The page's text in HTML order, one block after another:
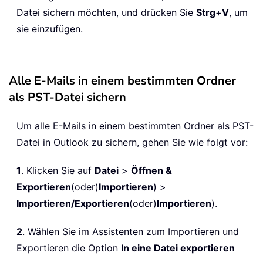
Datei sichern möchten, und drücken Sie Strg+V, um
sie einzufügen.
Alle E-Mails in einem bestimmten Ordner
als PST-Datei sichern
Um alle E-Mails in einem bestimmten Ordner als PST-
Datei in Outlook zu sichern, gehen Sie wie folgt vor:
1. Klicken Sie auf Datei > Öffnen &
Exportieren(oder)Importieren) >
Importieren/Exportieren(oder)Importieren).
2. Wählen Sie im Assistenten zum Importieren und
Exportieren die Option In eine Datei exportieren